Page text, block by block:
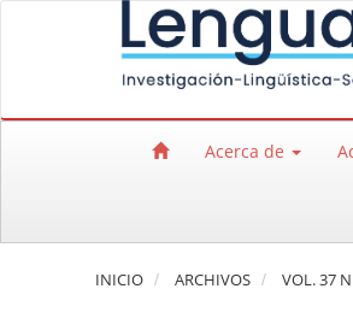
Salto rápido al contenido de la página
Navegación principal
Contenido principal
Acerca de
INICIO ARCHIVOS VOL. 37